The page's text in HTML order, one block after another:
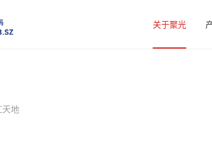
关于聚光
天地